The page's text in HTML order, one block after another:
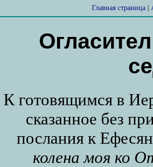
Главная страница|
К готовящимся в
сказанное без
послания к
колена моя ко